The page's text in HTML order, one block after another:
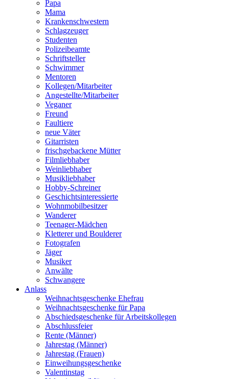
Papa
Mama
Krankenschwestern
Schlagzeuger
Studenten
Polizeibeamte
Schriftsteller
Schwimmer
Mentoren
Kollegen/Mitarbeiter
Angestellte/Mitarbeiter
Veganer
Freund
Faultiere
neue Väter
Gitarristen
frischgebackene Mütter
Filmliebhaber
Weinliebhaber
Musikliebhaber
Hobby-Schreiner
Geschichtsinteressierte
Wohnmobilbesitzer
Wanderer
Teenager-Mädchen
Kletterer und Boulderer
Fotografen
Jäger
Musiker
Anwälte
Schwangere
Anlass
Weihnachtsgeschenke Ehefrau
Weihnachtsgeschenke für Papa
Abschiedsgeschenke für Arbeitskollegen
Abschlussfeier
Rente (Männer)
Jahrestag (Männer)
Jahrestag (Frauen)
Einweihungsgeschenke
Valentinstag